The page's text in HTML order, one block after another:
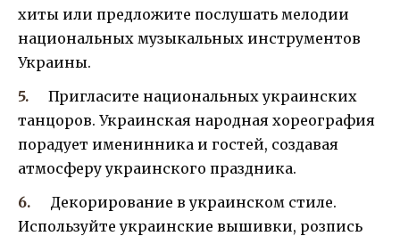
хиты или предложите послушать мелодии
национальных музыкальных инструментов
Украины.
Пригласите национальных украинских
танцоров. Украинская народная хореография
порадует именинника и гостей, создавая
атмосферу украинского праздника.
Декорирование в украинском стиле.
Используйте украинские вышивки, розпись